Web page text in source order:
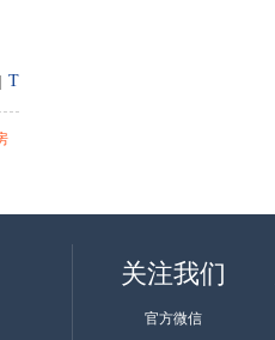
T
关注我们
官方微信